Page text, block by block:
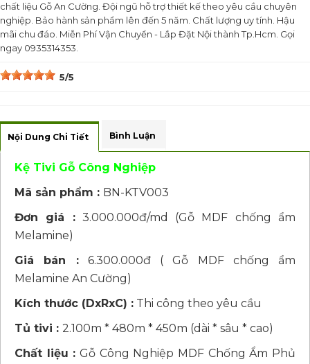
chất liệu Gỗ An Cường. Đội ngũ hỗ trợ thiết kế theo yêu cầu chuyên
nghiệp. Bảo hành sản phẩm lên đến 5 năm. Chất lượng uy tính. Hậu
mãi chu đáo. Miễn Phí Vận Chuyển - Lắp Đặt Nội thành Tp.Hcm. Gọi
ngay 0935314353.
5/5
Nội Dung Chi Tiết Bình Luận
Kệ Tivi Gỗ Công Nghiệp
Mã sản phẩm : BN-KTV003
Đơn giá :3.000.000đ/md (Gỗ MDF chống ẩm
Melamine)
Giá bán :6.300.000đ ( Gỗ MDF chống ẩm
Melamine An Cường)
Kích thước (DxRxC) : Thi công theo yêu cầu
Tủ tivi : 2.100m * 480m * 450m (dài * sâu * cao)
Chất liệu : Gỗ Công Nghiệp MDF Chống Ẩm Phủ